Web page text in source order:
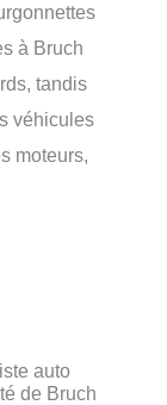
à Bruch
tandis
véhicules
moteurs,
auto
de Bruch